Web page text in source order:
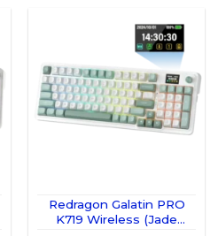
Redragon Galatin PRO
K719 Wireless (Jade